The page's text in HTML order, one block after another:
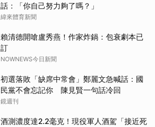
話：「你自己努力夠了嗎？」
緯來體育新聞
賴清德開嗆盧秀燕！作家炸鍋：包衰劇本已
訂
NOWNEWS今日新聞
初選落敗「缺席中常會」鄭麗文急喊話：國
民黨不會忘記你 陳見賢一句話冷回
鏡週刊
酒測濃度達2.2毫克！現役軍人酒駕「接近死